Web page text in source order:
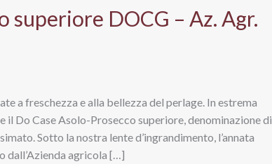
superiore DOCG – Az. Agr.
a freschezza e alla bellezza del perlage. In estrema
il Do Case Asolo-Prosecco superiore, denominazione di
Sotto la nostra lente d’ingrandimento, l’annata
dall’Azienda agricola […]